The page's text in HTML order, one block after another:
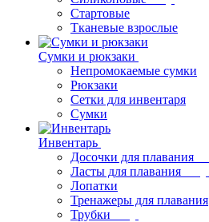
Стартовые
Тканевые взрослые
Сумки и рюкзаки
Непромокаемые сумки
Рюкзаки
Сетки для инвентаря
Сумки
Инвентарь
Досочки для плавания
Ласты для плавания
Лопатки
Тренажеры для плавания
Трубки